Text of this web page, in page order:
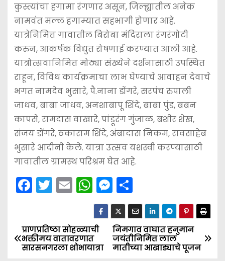
कुस्त्यांचा हगामा रंगणार असून, जिल्ह्यातील अनेक
नामवंत मल्ल हगाम्यात सहभागी होणार आहे.
यात्रेनिमित्त गावातील बिरोबा मंदिराला रंगरंगोटी
करुन, आकर्षक विद्युत रोषणाई करण्यात आली आहे.
यात्रोत्सवानिमित्त मोठ्या संख्येने दर्शनासाठी उपस्थित
राहून, विविध कार्यक्रमाचा लाभ घेण्याचे आवाहन देवाचे
भगत नामदेव भुसारे, पै.नाना डोंगरे, सरपंच रुपाली
जाधव, बाबा जाधव, अनशाबापू शिंदे, बाबा पुंड, बबन
कापसे, रामदास वाखारे, पांडूरंग गुंजाळ, बशीर शेख,
संजय डोंगरे, ठकाराम शिंदे, अंबादास निकम, रावसाहेब
भुसारे आदीनी केले. यात्रा उत्सव यशस्वी करण्यासाठी
गावातील ग्रामस्थ परिश्रम घेत आहे.
F
a
e
b
T
w
er
E
m
l
W
h
a
ts
A
M
e
s
s
e
S
h
ar
e
P
o
निमगाव वाघात हनुमान
जयंतीनिमित्त लाल
मातीच्या आखाड्याचे पूजन
प्राणप्रतिष्ठा सोहळ्याची
भक्तीमय वातावरणात
सारसनगरला शोभायात्रा